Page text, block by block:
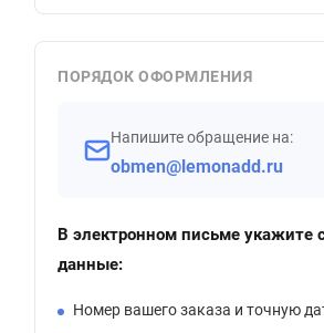
ПОРЯДОК ОФОРМЛЕНИЯ
Напишите обращение на:
obmen@lemonadd.ru
В электронном письме укажите
данные:
Номер вашего заказа и точную